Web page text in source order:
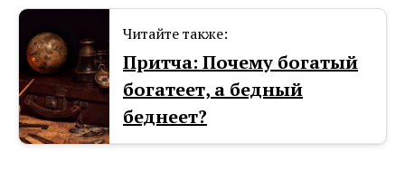
Читайте также:
Притча: Почему богатый
богатеет, а бедный
беднеет?